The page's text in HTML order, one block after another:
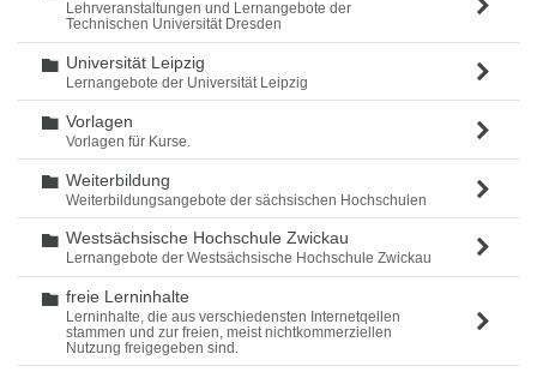
Lehrveranstaltungen und Lernangebote der
Technischen Universität Dresden
Ordner
Universität Leipzig
Lernangebote der Universität Leipzig
Ordner
Vorlagen
Vorlagen für Kurse.
Ordner
Weiterbildung
Weiterbildungsangebote der sächsischen Hochschulen
Ordner
Westsächsische Hochschule Zwickau
Lernangebote der Westsächsische Hochschule Zwickau
Ordner
freie Lerninhalte
Lerninhalte, die aus verschiedensten Internetqellen
stammen und zur freien, meist nichtkommerziellen
Nutzung freigegeben sind.